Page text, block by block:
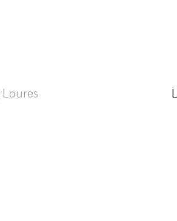
Loures